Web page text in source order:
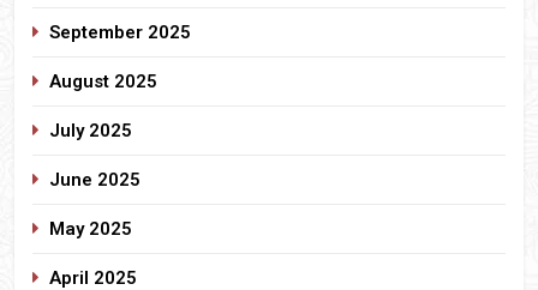
September 2025
August 2025
July 2025
June 2025
May 2025
April 2025